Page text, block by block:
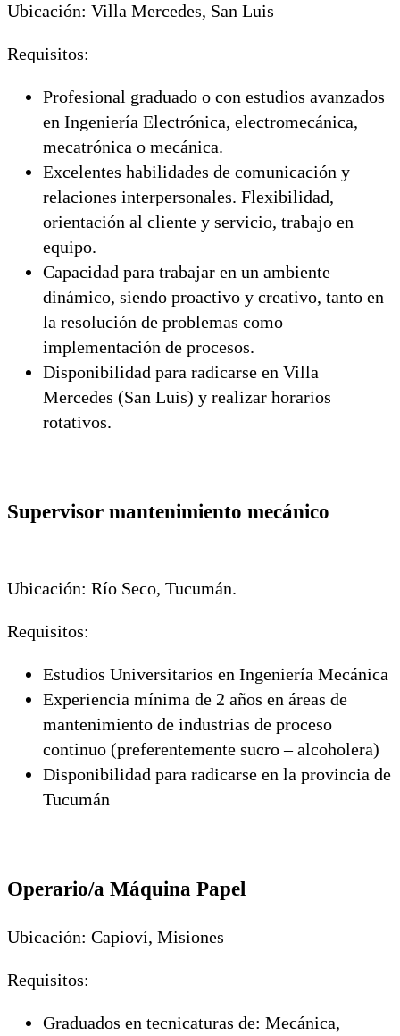
Ubicación: Villa Mercedes, San Luis
Requisitos:
Profesional graduado o con estudios avanzados
en Ingeniería Electrónica, electromecánica,
mecatrónica o mecánica.
Excelentes habilidades de comunicación y
relaciones interpersonales. Flexibilidad,
orientación al cliente y servicio, trabajo en
equipo.
Capacidad para trabajar en un ambiente
dinámico, siendo proactivo y creativo, tanto en
la resolución de problemas como
implementación de procesos.
Disponibilidad para radicarse en Villa
Mercedes (San Luis) y realizar horarios
rotativos.
Supervisor mantenimiento mecánico
Ubicación: Río Seco, Tucumán.
Requisitos:
Estudios Universitarios en Ingeniería Mecánica
Experiencia mínima de 2 años en áreas de
mantenimiento de industrias de proceso
continuo (preferentemente sucro – alcoholera)
Disponibilidad para radicarse en la provincia de
Tucumán
Operario/a Máquina Papel
Ubicación: Capioví, Misiones
Requisitos:
Graduados en tecnicaturas de: Mecánica,